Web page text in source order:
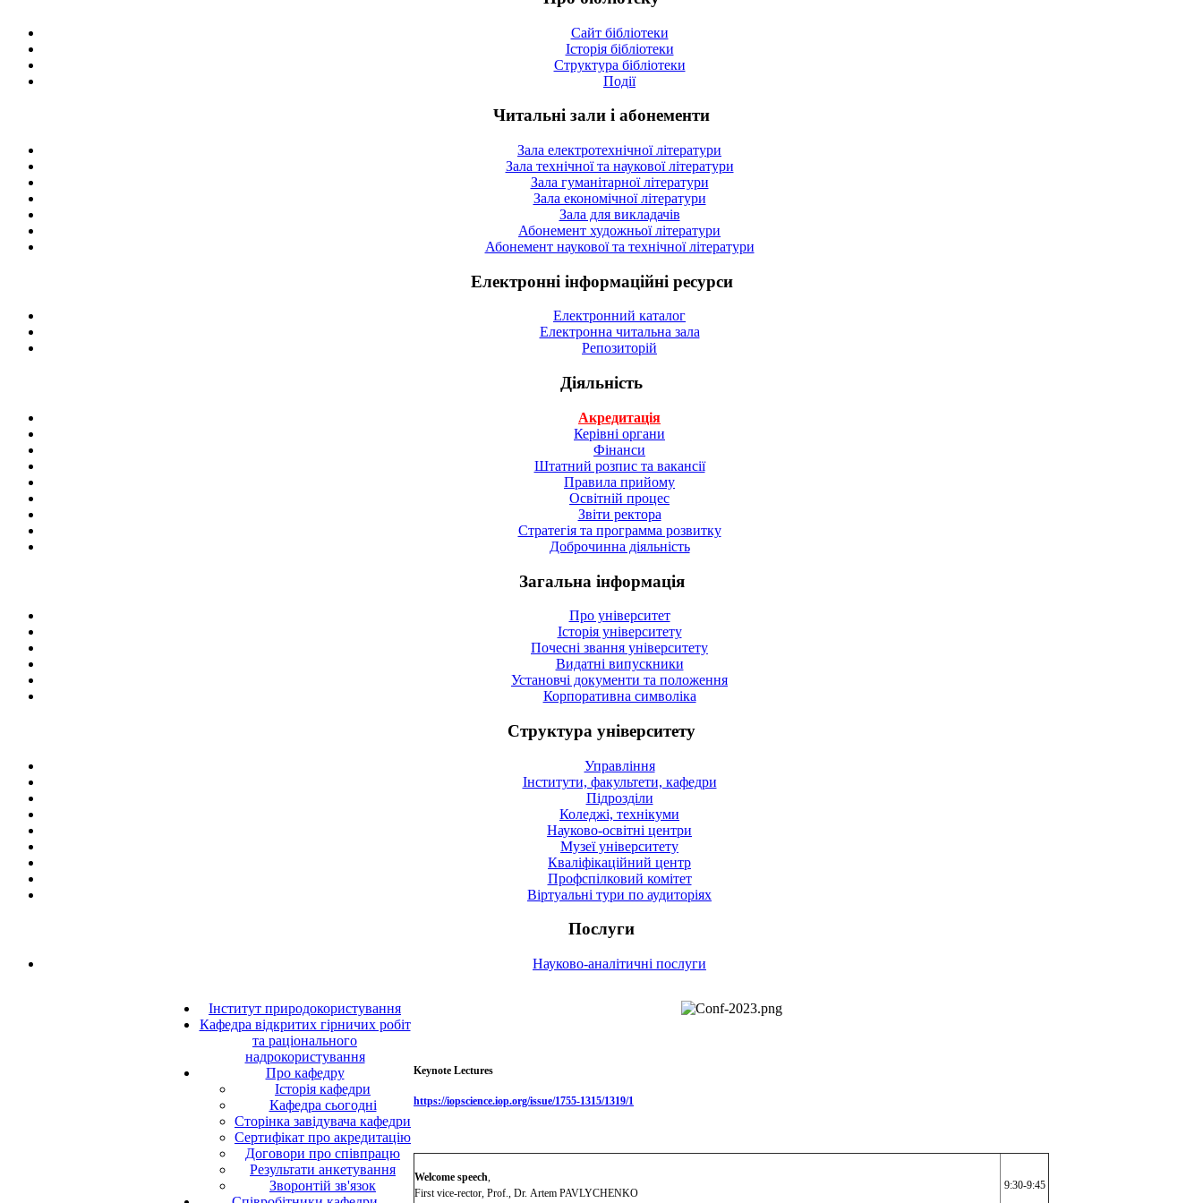
Сайт бібліотеки
Історія бібліотеки
Структура бібліотеки
Події
Читальні зали і абонементи
Зала електротехнічної літератури
Зала технічної та наукової літератури
Зала гуманітарної літератури
Зала економічної літератури
Зала для викладачів
Абонемент художньої літератури
Абонемент наукової та технічної літератури
Електронні інформаційні ресурси
Електронний каталог
Електронна читальна зала
Репозиторій
Діяльність
Акредитація
Керівні органи
Фінанси
Штатний розпис та вакансії
Правила прийому
Освітній процес
Звіти ректора
Стратегія та программа розвитку
Доброчинна діяльність
Загальна інформація
Про університет
Історія університету
Почесні звання університету
Видатні випускники
Установчі документи та положення
Корпоративна символiка
Структура університету
Управління
Інститути, факультети, кафедри
Підрозділи
Коледжі, технікуми
Науково-освітні центри
Музеї університету
Кваліфікаційний центр
Профспілковий комітет
Віртуальні тури по аудиторіях
Послуги
Науково-аналітичні послуги
Інститут природокористування
Кафедра відкритих гірничих робіт
та раціонального
надрокористування
Про кафедру
Історія кафедри
Кафедра сьогодні
Сторінка завідувача кафедри
Сертифікат про акредитацію
Договори про співпрацю
Результати анкетування
Зворонтій зв'язок
Keynote Lectures
https://iopscience.iop.org/issue/1755-1315/1319/1
Welcome speech,
First vice-rector, Prof., Dr. Artem PAVLYCHENKO
9:30-9:45